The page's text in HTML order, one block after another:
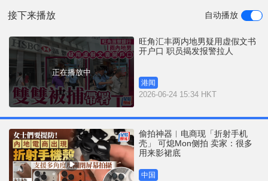
e
接下来播放 自动播放
正在播放中
旺角汇丰两内地男疑用虚假文书
开户口 职员揭发报警拉人
港闻
2026-06-24 15:34 HKT
偷拍神器︱电商现「折射手机
壳」 可熄Mon侧拍 卖家：很多
用来影裙底
中国